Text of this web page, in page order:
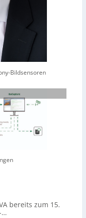
Bildsensoren
bereits zum 15.
…